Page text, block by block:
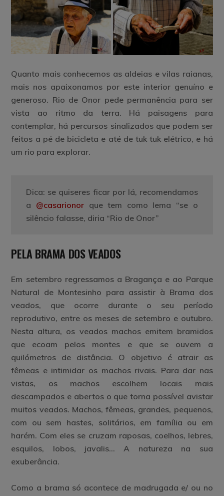
Quanto mais conhecemos as aldeias e vilas raianas,
mais nos apaixonamos por este interior genuíno e
generoso. Rio de Onor pede permanência para ser
vista ao ritmo da terra. Há paisagens para
contemplar, há percursos sinalizados que podem ser
feitos a pé de bicicleta e até de tuk tuk elétrico, e há
um rio para explorar.
Dica: se quiseres ficar por lá, recomendamos
a @casarionor que tem como lema “se o
silêncio falasse, diria “Rio de Onor”
PELA BRAMA DOS VEADOS
Em setembro regressamos a Bragança e ao Parque
Natural de Montesinho para assistir à Brama dos
veados, que ocorre durante o seu período
reprodutivo, entre os meses de setembro e outubro.
Nesta altura, os veados machos emitem bramidos
que ecoam pelos montes e que se ouvem a
quilómetros de distância. O objetivo é atrair as
fêmeas e intimidar os machos rivais. Para dar nas
vistas, os machos escolhem locais mais
descampados e abertos o que torna possível avistar
muitos veados. Machos, fêmeas, grandes, pequenos,
com ou sem hastes, solitários, em família ou em
harém. Com eles se cruzam raposas, coelhos, lebres,
esquilos, lobos, javalis… A natureza na sua
exuberância.
Como a brama só acontece de madrugada e/ ou no